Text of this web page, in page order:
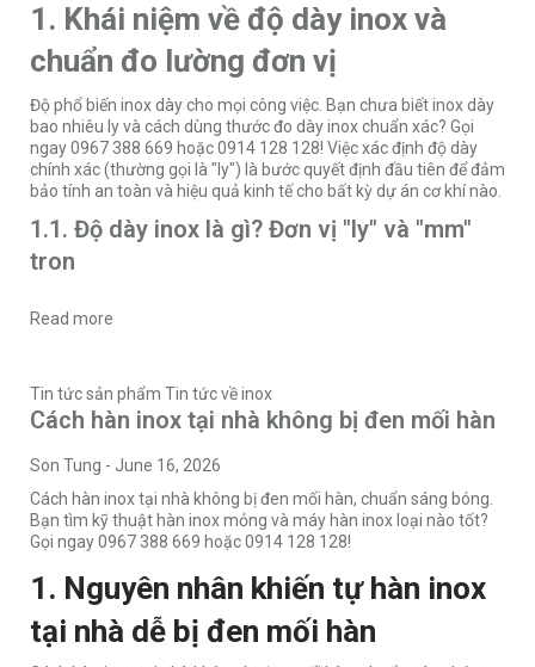
1. Khái niệm về độ dày inox và
chuẩn đo lường đơn vị
Độ phổ biến inox dày cho mọi công việc. Bạn chưa biết inox dày
bao nhiêu ly và cách dùng thước đo dày inox chuẩn xác? Gọi
ngay 0967 388 669 hoặc 0914 128 128! Việc xác định độ dày
chính xác (thường gọi là "ly") là bước quyết định đầu tiên để đảm
bảo tính an toàn và hiệu quả kinh tế cho bất kỳ dự án cơ khí nào.
1.1. Độ dày inox là gì? Đơn vị "ly" và "mm"
tron
Read more
Tin tức sản phẩm Tin tức về inox
Cách hàn inox tại nhà không bị đen mối hàn
Son Tung - June 16, 2026
Cách hàn inox tại nhà không bị đen mối hàn, chuẩn sáng bóng.
Bạn tìm kỹ thuật hàn inox mỏng và máy hàn inox loại nào tốt?
Gọi ngay 0967 388 669 hoặc 0914 128 128!
1. Nguyên nhân khiến tự hàn inox
tại nhà dễ bị đen mối hàn